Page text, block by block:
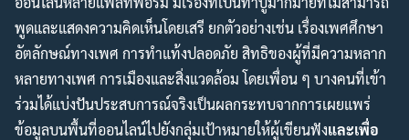
พูดและแสดงความคิดเห็นโดยเสรี ยกตัวอย่างเช่น เรื่องเพศศึกษา
อัตลักษณ์ทางเพศ การทำแท้งปลอดภัย สิทธิของผู้ที่มีความหลาก
หลายทางเพศ การเมืองและสิ่งแวดล้อม โดยเพื่อน ๆ บางคนที่เข้า
ร่วมได้แบ่งปันประสบการณ์จริงเป็นผลกระทบจากการเผยแพร่
ข้อมูลบนพื้นที่ออนไลน์ไปยังกลุ่มเป้าหมายให้ผู้เขียนฟังและเพื่อ